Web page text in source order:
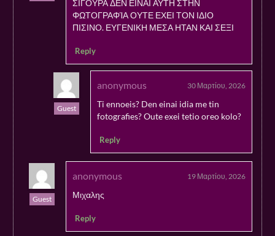
ΣΙΓΟΥΡΑ ΔΕΝ ΕΙΝΑΙ ΑΥΤΗ ΣΤΗΝ
ΦΩΤΟΓΡΑΦΊΑ ΟΥΤΕ ΕΧΕΙ ΤΟΝ ΙΔΙΟ
ΠΙΣΙΝΟ. ΕΥΓΕΝΙΚΗ ΜΕΣΑ ΗΤΑΝ ΚΑΙ ΣΕΞΙ
Reply
Guest
anonymous 30 Μαρτίου, 2026
Ti ennoeis? Den einai idia me tin
fotografies? Oute exei tetio oreo kolo?
Reply
Guest
anonymous 19 Μαρτίου, 2026
Μιχαλης
Reply